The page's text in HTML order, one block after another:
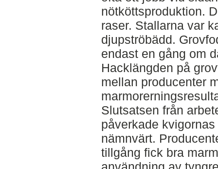
nötköttsproduktion.
raser. Stallarna var
djupströbädd.
endast en gång om
Hacklängden på
mellan producenter
Slutsatsen från
påverkade
nämnvärt.
tillgång fick bra